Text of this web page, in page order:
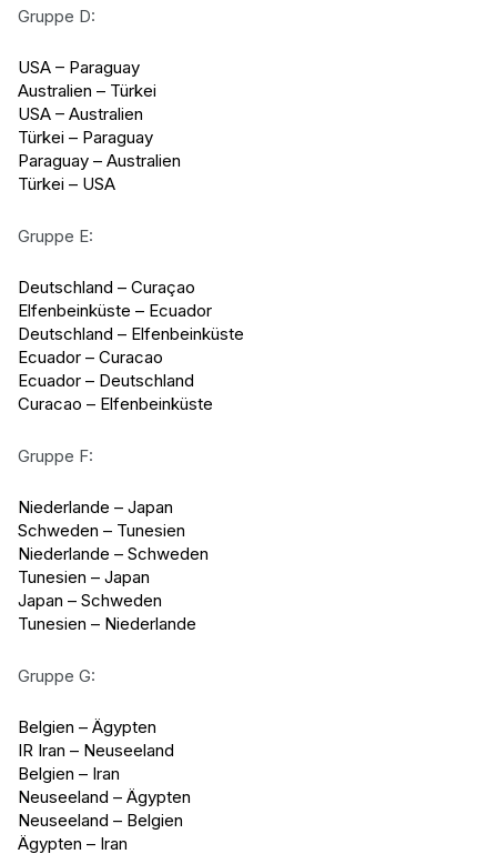
Gruppe D:
USA – Paraguay
Australien – Türkei
USA – Australien
Türkei – Paraguay
Paraguay – Australien
Türkei – USA
Gruppe E:
Deutschland – Curaçao
Elfenbeinküste – Ecuador
Deutschland – Elfenbeinküste
Ecuador – Curacao
Ecuador – Deutschland
Curacao – Elfenbeinküste
Gruppe F:
Niederlande – Japan
Schweden – Tunesien
Niederlande – Schweden
Tunesien – Japan
Japan – Schweden
Tunesien – Niederlande
Gruppe G:
Belgien – Ägypten
IR Iran – Neuseeland
Belgien – Iran
Neuseeland – Ägypten
Neuseeland – Belgien
Ägypten – Iran